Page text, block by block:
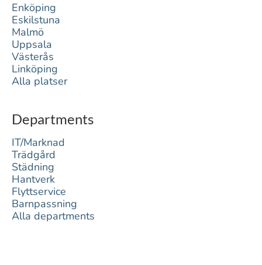
Enköping
Eskilstuna
Malmö
Uppsala
Västerås
Linköping
Alla platser
Departments
IT/Marknad
Trädgård
Städning
Hantverk
Flyttservice
Barnpassning
Alla departments